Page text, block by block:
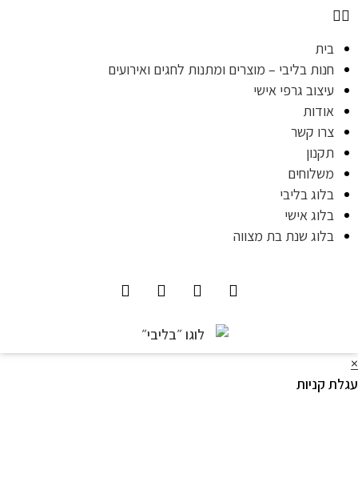
בית
חנות בליבי – מוצרים ומתנות לחגים ואירועים
עיצוב גרפי אישי
אודות
צרו קשר
תקנון
משלוחים
בלוג בליבי
בלוג אישי
בלוג שנת בת מצווה
קניות